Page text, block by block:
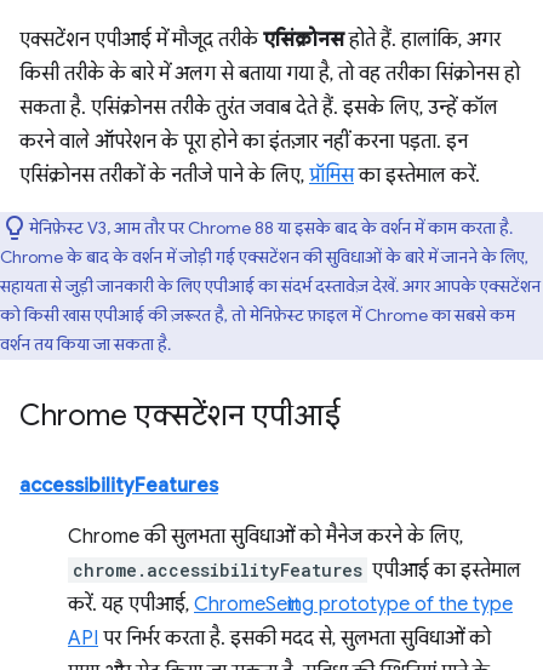
एक्सटेंशन एपीआई में मौजूद तरीकेएसिंक्रोनसहोते हैं. हालांकि, अगर
किसी तरीके के बारे में अलग से बताया गया है, तो वह तरीका सिंक्रोनस हो
सकता है. एसिंक्रोनस तरीके तुरंत जवाब देते हैं. इसके लिए, उन्हें कॉल
करने वाले ऑपरेशन के पूरा होने का इंतज़ार नहीं करना पड़ता. इन
एसिंक्रोनस तरीकों के नतीजे पाने के लिए, प्रॉमिसका इस्तेमाल करें.
मेनिफ़ेस्ट V3, आम तौर पर Chrome 88 या इसके बाद के वर्शन में काम करता है.
Chrome के बाद के वर्शन में जोड़ी गई एक्सटेंशन की सुविधाओं के बारे में जानने के लिए,
सहायता से जुड़ी जानकारी के लिए एपीआई का संदर्भ दस्तावेज़ देखें. अगर आपके एक्सटेंशन
को किसी खास एपीआई की ज़रूरत है, तो मेनिफ़ेस्ट फ़ाइल में Chrome का सबसे कम
वर्शन तय किया जा सकता है.
Chrome एक्सटेंशन एपीआई
accessibilityFeatures
Chrome की सुलभता सुविधाओं को मैनेज करने के लिए,
chrome.accessibilityFeatures एपीआई का इस्तेमाल
करें. यह एपीआई, ChromeSetting prototype of the type
API पर निर्भर करता है. इसकी मदद से, सुलभता सुविधाओं को